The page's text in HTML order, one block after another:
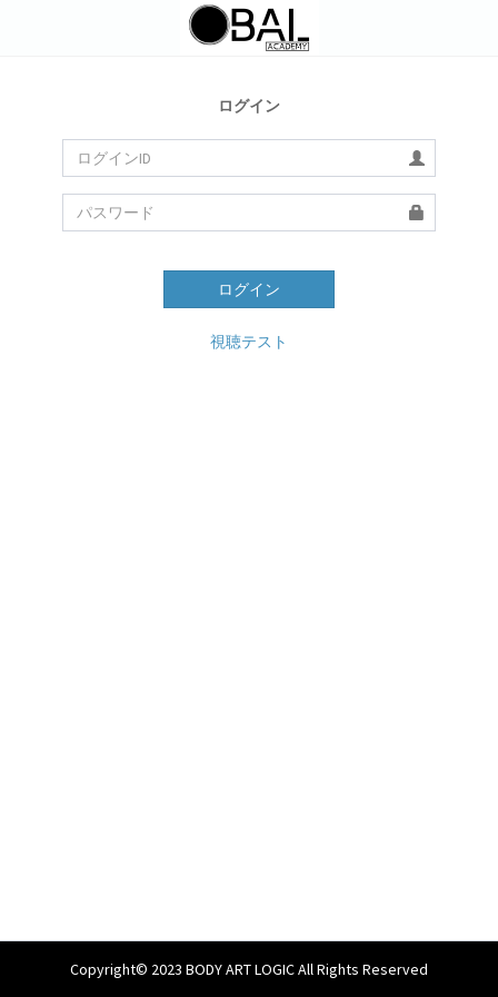
ログイン
ログイン
視聴テスト
Copyright© 2023 BODY ART LOGIC All Rights Reserved